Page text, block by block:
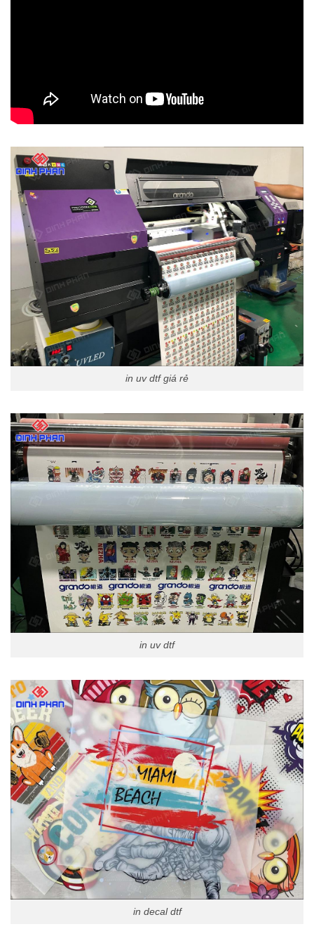
in uv dtf giá rẻ
in uv dtf
in decal dtf